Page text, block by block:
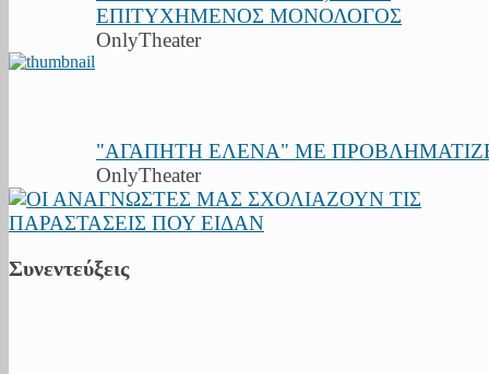
ΕΠΙΤΥΧΗΜΕΝΟΣ ΜΟΝΟΛΟΓΟΣ
OnlyTheater
"ΑΓΑΠΗΤΗ ΕΛΕΝΑ" ΜΕ
OnlyTheater
Συνεντεύξεις